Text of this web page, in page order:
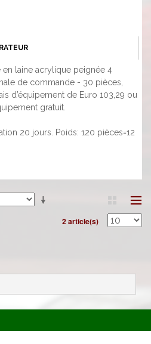
laine acrylique peignée 4
de commande - 30 pièces,
d’équipement de Euro 103,29 ou
gratuit.
20 jours. Poids: 120 pièces=12
2 article(s)